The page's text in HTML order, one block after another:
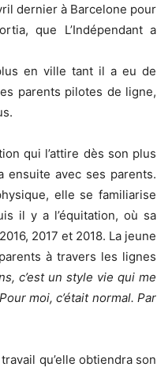
dernier à Barcelone pour
que L’Indépendant a
en ville tant il a eu de
parents pilotes de ligne,
qui l’attire dès son plus
ensuite avec ses parents.
elle se familiarise
il y a l’équitation, où sa
2017 et 2018. La jeune
à travers les lignes
c’est un style vie qui me
moi, c’était normal. Par
qu’elle obtiendra son